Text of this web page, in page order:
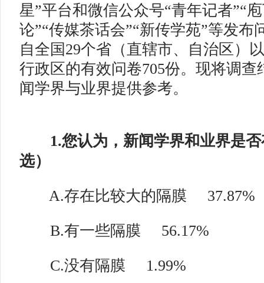
星”平台和微信公众号“青年记者”“
论”“传媒茶话会”“新传学苑”等发布
自全国29个省（直辖市、自治区）
行政区的有效问卷705份。现将调
闻学界与业界提供参考。
1.您认为，新闻学界和业界是否
选）
A.存在比较大的隔膜 37.87%
B.有一些隔膜 56.17%
C.没有隔膜 1.99%